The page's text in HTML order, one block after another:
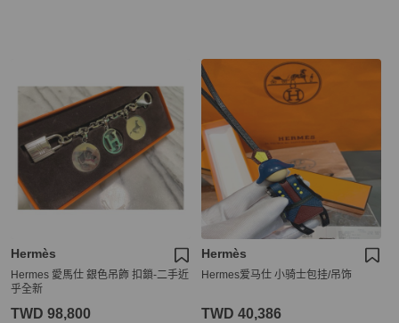
Hermès
Hermes 愛馬仕 銀色吊飾 扣鎖-二手近
乎全新
TWD 98,800
Hermès
Hermes爱马仕 小骑士包挂/吊饰
TWD 40,386